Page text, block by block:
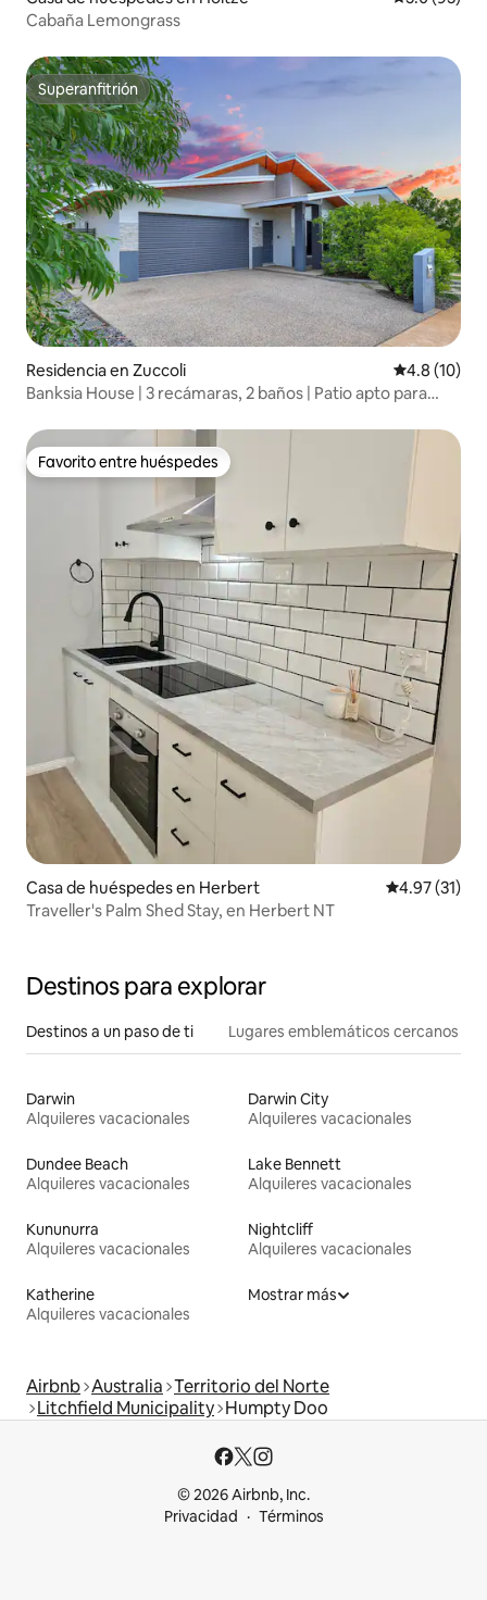
Cabaña Lemongrass
Superanfitrión
Superanfitrión
Residencia en Zuccoli Calificación
4.8 (10)
Banksia House | 3 recámaras, 2 baños | Patio apto para
Favorito entre huéspedes
Favorito entre huéspedes
Casa de huéspedes en Herbert Calificación
4.97 (31)
Traveller's Palm Shed Stay, en Herbert NT
Destinos para explorar
Destinos a un paso de ti Lugares emblemáticos cercanos
Darwin
Alquileres vacacionales
Darwin City
Alquileres vacacionales
Dundee Beach
Alquileres vacacionales
Lake Bennett
Alquileres vacacionales
Kununurra
Alquileres vacacionales
Nightcliff
Alquileres vacacionales
Katherine
Alquileres vacacionales
Mostrar más
Airbnb Australia Territorio del Norte
Litchfield Municipality Humpty Doo
© 2026 Airbnb, Inc.
Privacidad
Términos